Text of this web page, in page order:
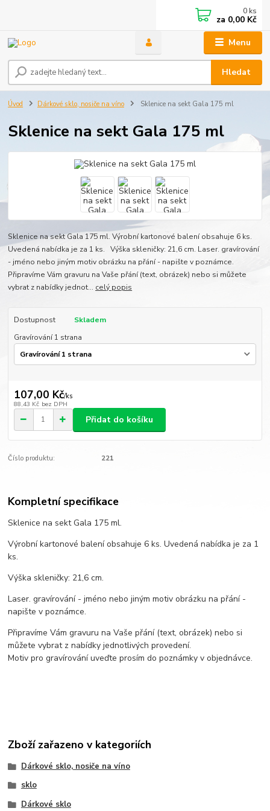
Menu
Hledat
0 ks
za 0,00 Kč
Úvod Dárkové sklo, nosiče na víno Sklenice na sekt Gala 175 ml
Sklenice na sekt Gala 175 ml
Sklenice na sekt Gala 175 ml. Výrobní kartonové balení obsahuje 6 ks.
Uvedená nabídka je za 1 ks. Výška skleničky: 21,6 cm. Laser. gravírování
- jméno nebo jiným motiv obrázku na přání - napište v poznámce.
Připravíme Vám gravuru na Vaše přání (text, obrázek) nebo si můžete
vybrat z nabídky jednot... celý popis
Dostupnost
Skladem
Gravírování 1 strana
107,00 Kč/ks
88,43 Kč bez DPH
Přidat do košíku
Číslo produktu: 221
Kompletní specifikace
Sklenice na sekt Gala 175 ml.
Výrobní kartonové balení obsahuje 6 ks. Uvedená nabídka je za 1
ks.
Výška skleničky: 21,6 cm.
Laser. gravírování - jméno nebo jiným motiv obrázku na přání -
napište v poznámce.
Připravíme Vám gravuru na Vaše přání (text, obrázek) nebo si
můžete vybrat z nabídky jednotlivých provedení.
Motiv pro gravírování uveďte prosím do poznámky v objednávce.
Zboží zařazeno v kategoriích
Dárkové sklo, nosiče na víno
sklo
Dárkové sklo